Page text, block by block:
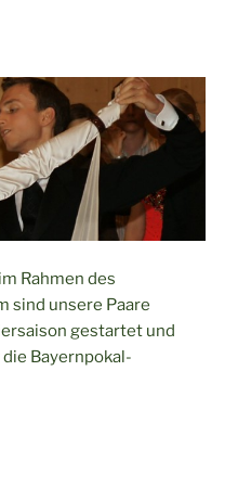
Rahmen des
sind unsere Paare
gestartet und
Bayernpokal-